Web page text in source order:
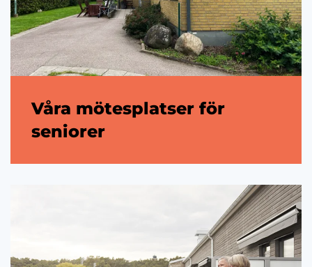
Våra mötesplatser för
seniorer